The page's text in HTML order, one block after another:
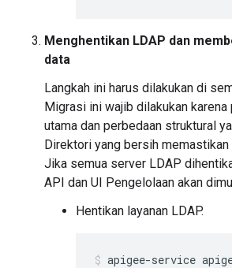
Menghentikan LDAP dan
data
Langkah ini harus dilakukan di
Migrasi ini wajib dilakukan karena
utama dan perbedaan struktural
Direktori yang bersih
Jika semua server LDAP
API dan UI Pengelolaan akan
Hentikan layanan LDAP.
apigee-service